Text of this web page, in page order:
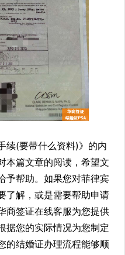
续(要带什么资料)》的内
本篇文章的阅读，希望文
予帮助。如果您对菲律宾
了解，或是需要帮助申请
商签证在线客服为您提供
据您的实际情况为您制定
的结婚证办理流程能够顺